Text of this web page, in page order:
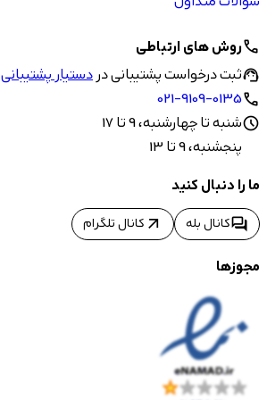
callروش های ارتباطی
support_agentثبت درخواست پشتیبانی دردستیار پشتیبانی
call
021-9109-0135
scheduleشنبه تا چهارشنبه، 9 تا 17
پنجشنبه، 9 تا 13
ما را دنبال کنید
forumکانال بله arrow_outward کانال تلگرام
مجوزها